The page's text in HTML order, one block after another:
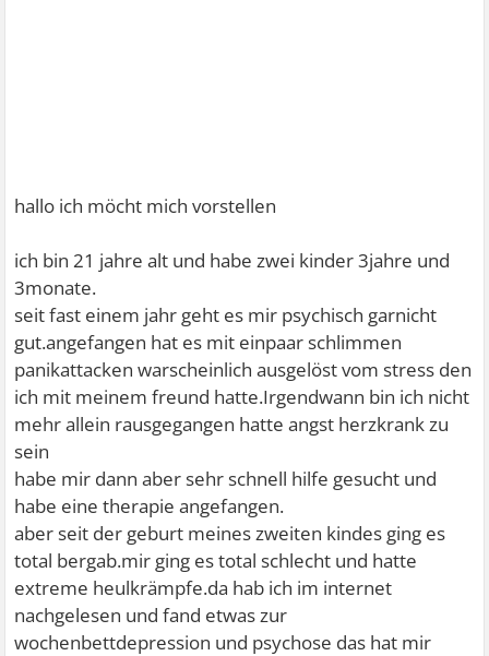
hallo ich möcht mich vorstellen
ich bin 21 jahre alt und habe zwei kinder 3jahre und
3monate.
seit fast einem jahr geht es mir psychisch garnicht
gut.angefangen hat es mit einpaar schlimmen
panikattacken warscheinlich ausgelöst vom stress den
ich mit meinem freund hatte.Irgendwann bin ich nicht
mehr allein rausgegangen hatte angst herzkrank zu
sein
habe mir dann aber sehr schnell hilfe gesucht und
habe eine therapie angefangen.
aber seit der geburt meines zweiten kindes ging es
total bergab.mir ging es total schlecht und hatte
extreme heulkrämpfe.da hab ich im internet
nachgelesen und fand etwas zur
wochenbettdepression und psychose das hat mir